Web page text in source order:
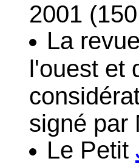
2001
La
l'ouest et
signé par
Le Petit